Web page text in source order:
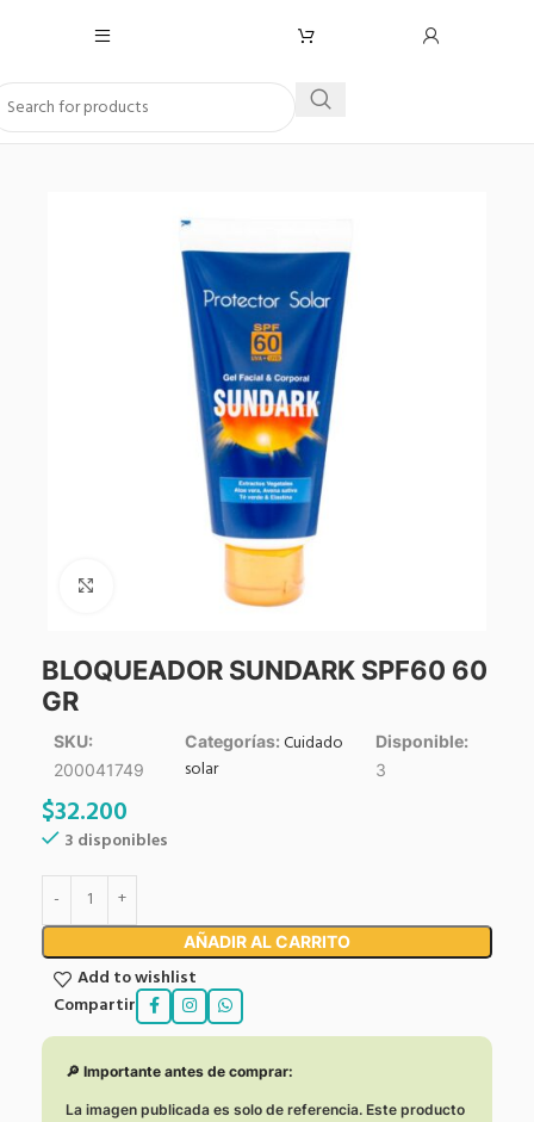
BLOQUEADOR SUNDARK SPF60 60
GR
SKU:
200041749
Categorías:Cuidado
solar
Disponible:
3
$32.200
3 disponibles
AÑADIR AL CARRITO
Add to wishlist
Compartir
🔎 Importante antes de comprar:
La imagen publicada es solo de referencia. Este producto